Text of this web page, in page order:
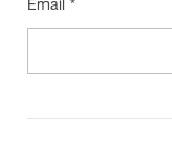
Email *